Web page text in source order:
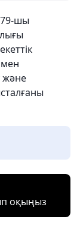
79-шы
және
оқыңыз